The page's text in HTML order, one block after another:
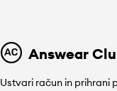
Answear
Ustvari račun in prihrani